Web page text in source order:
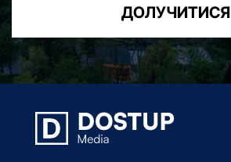
ДОЛУЧИТИСЯ